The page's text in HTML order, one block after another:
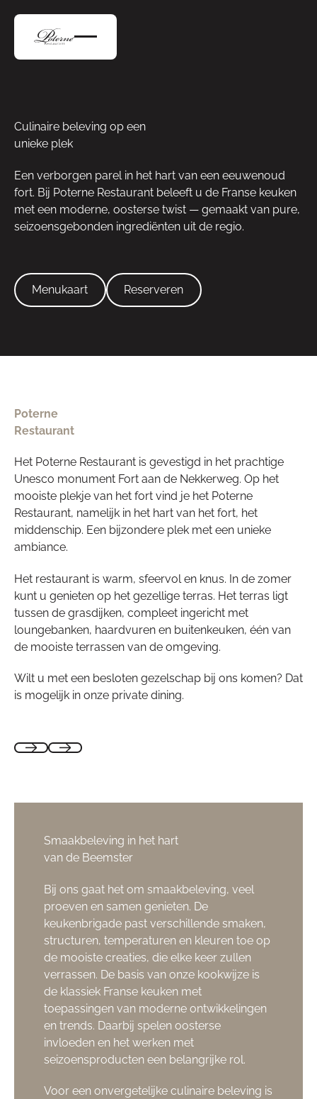
Culinaire beleving op een
unieke plek
Een verborgen parel in het hart van een eeuwenoud
fort. Bij Poterne Restaurant beleeft u de Franse keuken
met een moderne, oosterse twist — gemaakt van pure,
seizoensgebonden ingrediënten uit de regio.
Menukaart Reserveren
Poterne
Restaurant
Het Poterne Restaurant is gevestigd in het prachtige
Unesco monument Fort aan de Nekkerweg. Op het
mooiste plekje van het fort vind je het Poterne
Restaurant, namelijk in het hart van het fort, het
middenschip. Een bijzondere plek met een unieke
ambiance.
Het restaurant is warm, sfeervol en knus. In de zomer
kunt u genieten op het gezellige terras. Het terras ligt
tussen de grasdijken, compleet ingericht met
loungebanken, haardvuren en buitenkeuken, één van
de mooiste terrassen van de omgeving.
Wilt u met een besloten gezelschap bij ons komen? Dat
is mogelijk in onze private dining.
Smaakbeleving in het hart
van de Beemster
Bij ons gaat het om smaakbeleving, veel
proeven en samen genieten. De
keukenbrigade past verschillende smaken,
structuren, temperaturen en kleuren toe op
de mooiste creaties, die elke keer zullen
verrassen. De basis van onze kookwijze is
de klassiek Franse keuken met
toepassingen van moderne ontwikkelingen
en trends. Daarbij spelen oosterse
invloeden en het werken met
seizoensproducten een belangrijke rol.
Voor een onvergetelijke culinaire beleving is